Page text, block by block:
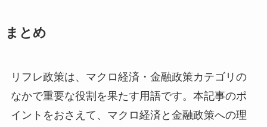
まとめ
リフレ政策は、マクロ経済・金融政策カテゴリの
なかで重要な役割を果たす用語です。本記事のポ
イントをおさえて、マクロ経済と金融政策への理